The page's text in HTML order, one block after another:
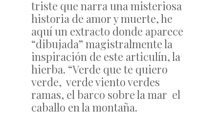
triste que narra una misteriosa
historia de amor y muerte, he
aquí un extracto donde aparece
“dibujada” magistralmente la
inspiración de este articulín, la
hierba. “Verde que te quiero
verde, verde viento verdes
ramas, el barco sobre la mar el
caballo en la montaña.